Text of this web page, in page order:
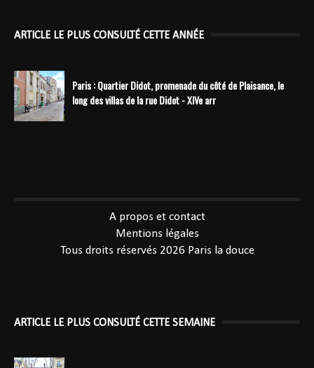
ARTICLE LE PLUS CONSULTÉ CETTE ANNÉE
Paris : Quartier Didot, promenade du côté de Plaisance, le
long des villas de la rue Didot - XIVe arr
A propos et contact
Mentions légales
Tous droits réservés 2026 Paris la douce
ARTICLE LE PLUS CONSULTÉ CETTE SEMAINE